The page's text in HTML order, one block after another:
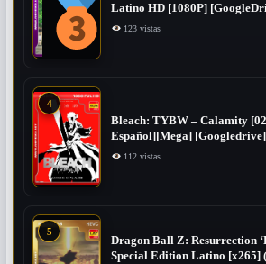
Latino HD [1080P]
123 vistas
4
Bleach: TYBW – Calamity
Español][Mega] [Googledrive]
112 vistas
5
Dragon Ball Z: Resurrection
Special Edition Latino [x265]